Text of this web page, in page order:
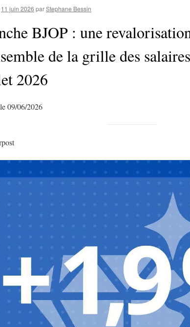
11 juin 2026 parStephane Bessin
BJOP : une
de la grille des
2026
09/06/2026